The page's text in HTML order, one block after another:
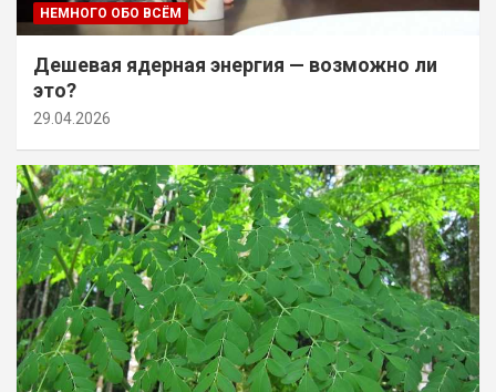
НЕМНОГО ОБО ВСЁМ
Дешевая ядерная энергия — возможно ли
это?
29.04.2026